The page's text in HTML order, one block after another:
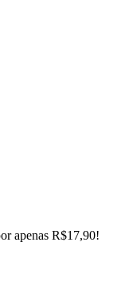
apenas R$17,90!